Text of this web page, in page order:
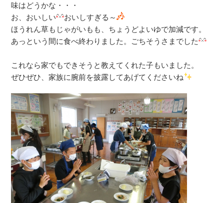
味はどうかな・・・
お、おいしい
おいしすぎる～
ほうれん草もじゃがいもも、ちょうどよいゆで加減です。
あっという間に食べ終わりました。ごちそうさまでした
これなら家でもできそうと教えてくれた子もいました。
ぜひぜひ、家族に腕前を披露してあげてくださいね